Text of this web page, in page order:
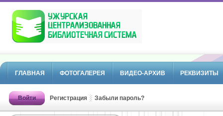
ГЛАВНАЯ ФОТОГАЛЕРЕЯ ВИДЕО-АРХИВ РЕКВИЗИТЫ
Войти Регистрация Забыли пароль?